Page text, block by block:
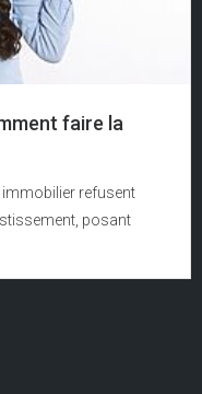
faire la
immobilier refusent
posant